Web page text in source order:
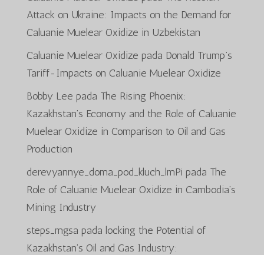
Attack on Ukraine: Impacts on the Demand for
Caluanie Muelear Oxidize in Uzbekistan
Caluanie Muelear Oxidize pada Donald Trump’s
Tariff-Impacts on Caluanie Muelear Oxidize
Bobby Lee pada The Rising Phoenix:
Kazakhstan’s Economy and the Role of Caluanie
Muelear Oxidize in Comparison to Oil and Gas
Production
derevyannye_doma_pod_kluch_lmPi pada The
Role of Caluanie Muelear Oxidize in Cambodia’s
Mining Industry
steps_mgsa pada locking the Potential of
Kazakhstan’s Oil and Gas Industry: